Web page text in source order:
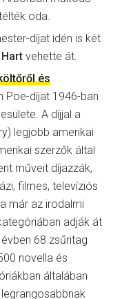
oda.
díjat idén is két
vehette át.
és
Poe-díjat 1946-ban
A díjjal a
legjobb amerikai
szerzők által
műveit díjazzák,
filmes, televíziós
már az irodalmi
adják át
68 zsűritag
novella és
általában